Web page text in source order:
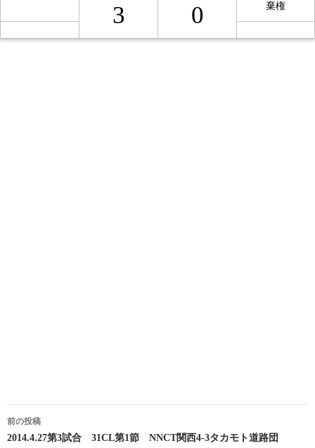
3 0 棄権
投
稿
前の投稿
2014.4.27第3試合 31CL第1節 NNCT関西4-3タカモト道路団